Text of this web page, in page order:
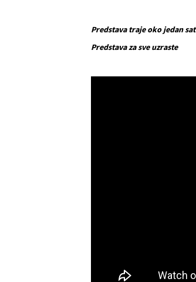
Predstava traje oko jedan sat
Predstava za sve uzraste